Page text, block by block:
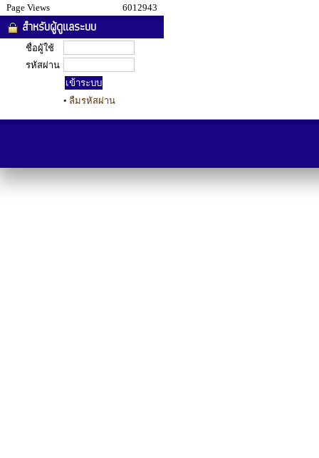
Page Views
6012943
สำหรับผู้ดูแลระบบ
ชื่อผู้ใช้
รหัสผ่าน
• ลืมรหัสผ่าน